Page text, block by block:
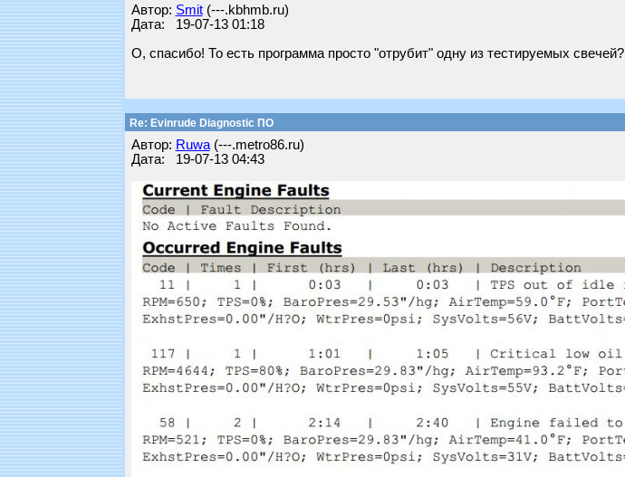
Автор: Smit(---.kbhmb.ru)
Дата: 19-07-13 01:18
О, спасибо! То есть программа просто "отрубит" одну из тестируемых свечей?
Re: Evinrude Diagnostic ПО
Автор: Ruwa(---.metro86.ru)
Дата: 19-07-13 04:43